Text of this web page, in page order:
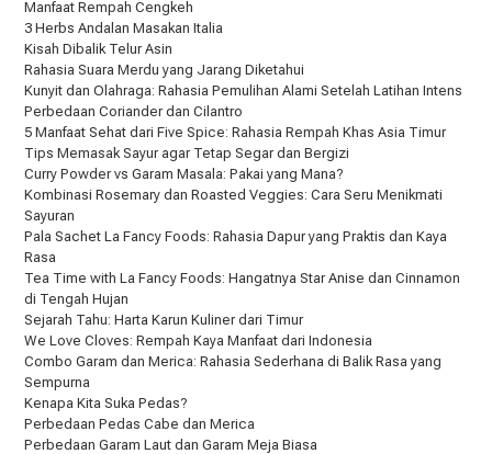
Manfaat Rempah Cengkeh
3 Herbs Andalan Masakan Italia
Kisah Dibalik Telur Asin
Rahasia Suara Merdu yang Jarang Diketahui
Kunyit dan Olahraga: Rahasia Pemulihan Alami Setelah Latihan Intens
Perbedaan Coriander dan Cilantro
5 Manfaat Sehat dari Five Spice: Rahasia Rempah Khas Asia Timur
Tips Memasak Sayur agar Tetap Segar dan Bergizi
Curry Powder vs Garam Masala: Pakai yang Mana?
Kombinasi Rosemary dan Roasted Veggies: Cara Seru Menikmati
Sayuran
Pala Sachet La Fancy Foods: Rahasia Dapur yang Praktis dan Kaya
Rasa
Tea Time with La Fancy Foods: Hangatnya Star Anise dan Cinnamon
di Tengah Hujan
Sejarah Tahu: Harta Karun Kuliner dari Timur
We Love Cloves: Rempah Kaya Manfaat dari Indonesia
Combo Garam dan Merica: Rahasia Sederhana di Balik Rasa yang
Sempurna
Kenapa Kita Suka Pedas?
Perbedaan Pedas Cabe dan Merica
Perbedaan Garam Laut dan Garam Meja Biasa